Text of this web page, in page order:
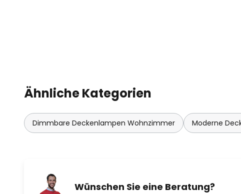
Ähnliche Kategorien
Dimmbare Deckenlampen Wohnzimmer Moderne
Wünschen Sie eine Beratung?